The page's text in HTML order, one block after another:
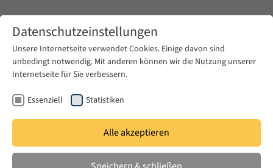
Zum Hauptinhalt springen
DO. 11 SEPT. 2025
Datenschutzeinstellungen
Unsere Internetseite verwendet Cookies. Einige davon sind
unbedingt notwendig. Mit anderen können wir die Nutzung unserer
Internetseite für Sie verbessern.
Essenziell Statistiken
Alle akzeptieren